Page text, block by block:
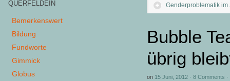
Genderproblematik im
Bubble
übrig
on 15 Juni, 2012 · 8 Comments ·
QUERFELDEIN
Bemerkenswert
Bildung
Fundworte
Gimmick
Globus